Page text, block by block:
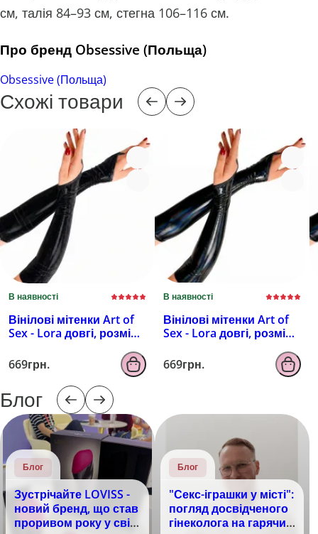
см, талія 84–93 см, стегна 106–116 см.
Про бренд Obsessive (Польща)
Obsessive (Польща)
Схожі товари
В наявності
Вінілові мітенки Art of
Sex - Lora довгі, розмір
ефектом мокрого
оксамиту
669грн.
В наявності
Вінілові мітенки Art of
Sex - Lora довгі, розмір
ефектом голограми
669грн.
Блог
Блог
Зустрічайте LOVISS -
новий бренд, що став
проривом року у світі
Блог
"Секс-іграшки у місті":
погляд досвідченого
гінеколога на гарячий